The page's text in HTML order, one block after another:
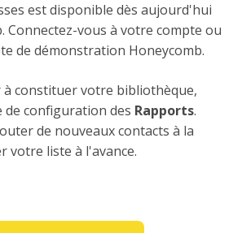
est disponible dès aujourd'hui
Connectez-vous à votre compte ou
de démonstration Honeycomb.
à constituer votre bibliothèque,
de configuration des Rapports.
de nouveaux contacts à la
votre liste à l'avance.